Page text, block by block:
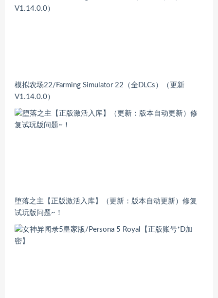
模拟农场22/Farming Simulator 22（全DLCs）（更新
V1.14.0.0）
堕落之主【正版激活入库】（更新：版本自动更新）修复
试玩版问题~！